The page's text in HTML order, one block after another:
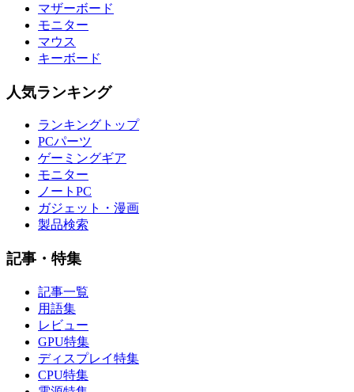
マザーボード
モニター
マウス
キーボード
人気ランキング
ランキングトップ
PCパーツ
ゲーミングギア
モニター
ノートPC
ガジェット・漫画
製品検索
記事・特集
記事一覧
用語集
レビュー
GPU特集
ディスプレイ特集
CPU特集